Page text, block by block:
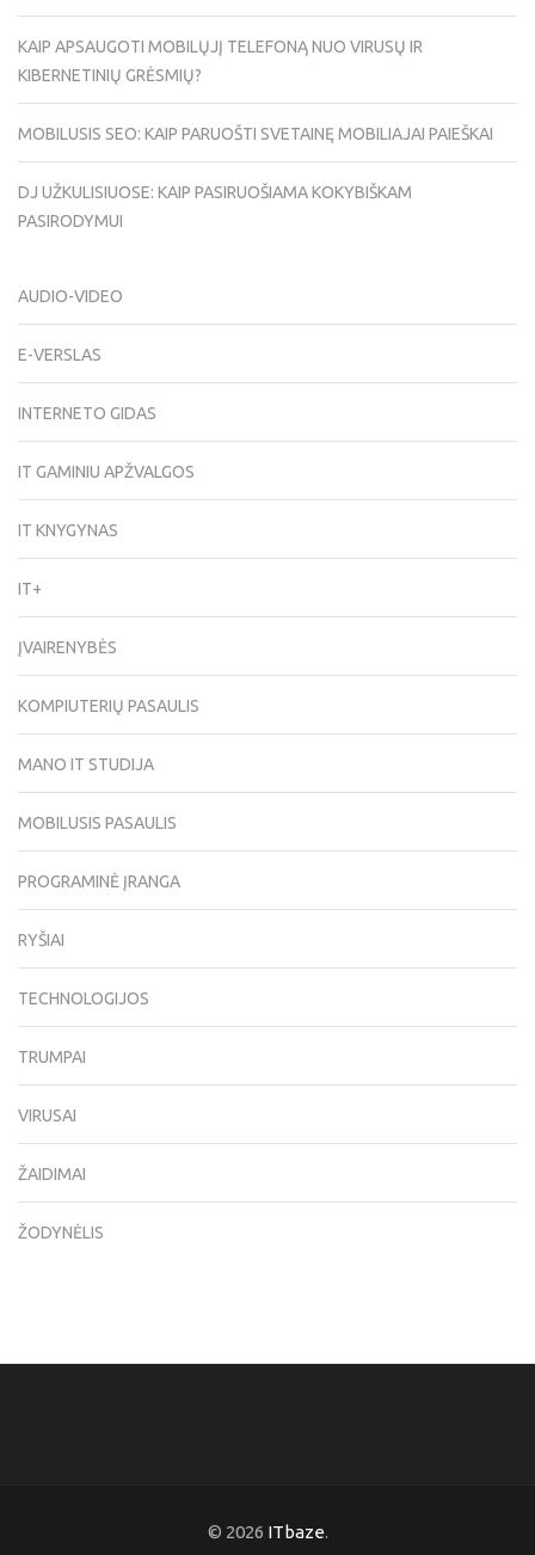
KAIP APSAUGOTI MOBILŲJĮ TELEFONĄ NUO VIRUSŲ IR
KIBERNETINIŲ GRĖSMIŲ?
MOBILUSIS SEO: KAIP PARUOŠTI SVETAINĘ MOBILIAJAI PAIEŠKAI
DJ UŽKULISIUOSE: KAIP PASIRUOŠIAMA KOKYBIŠKAM
PASIRODYMUI
AUDIO-VIDEO
E-VERSLAS
INTERNETO GIDAS
IT GAMINIU APŽVALGOS
IT KNYGYNAS
IT+
ĮVAIRENYBĖS
KOMPIUTERIŲ PASAULIS
MANO IT STUDIJA
MOBILUSIS PASAULIS
PROGRAMINĖ ĮRANGA
RYŠIAI
TECHNOLOGIJOS
TRUMPAI
VIRUSAI
ŽAIDIMAI
ŽODYNĖLIS
© 2026 ITbaze.